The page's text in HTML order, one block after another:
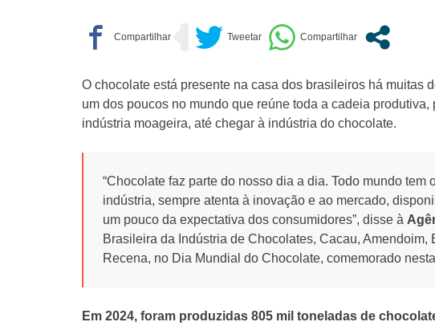
O chocolate está presente na casa dos brasileiros há muitas
um dos poucos no mundo que reúne toda a cadeia
indústria moageira, até chegar à indústria do chocolate.
“Chocolate faz parte do nosso dia a dia. Todo mundo tem
indústria, sempre atenta à inovação e ao mercado,
um pouco da expectativa dos consumidores”, disse à
Brasileira da Indústria de Chocolates, Cacau,
Recena, no Dia Mundial do Chocolate, comemorado
Em 2024, foram produzidas 805 mil toneladas de